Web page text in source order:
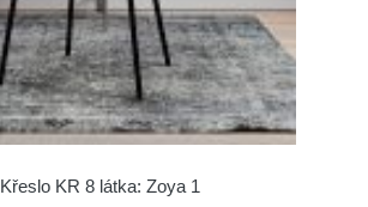
Křeslo KR 8 látka: Zoya 1